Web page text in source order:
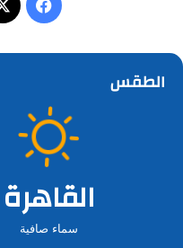
الطقس
القاهرة
سماء صافية